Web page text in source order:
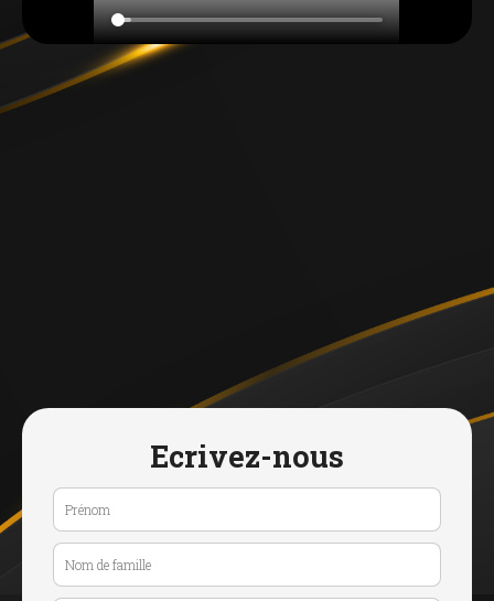
Ecrivez-nous